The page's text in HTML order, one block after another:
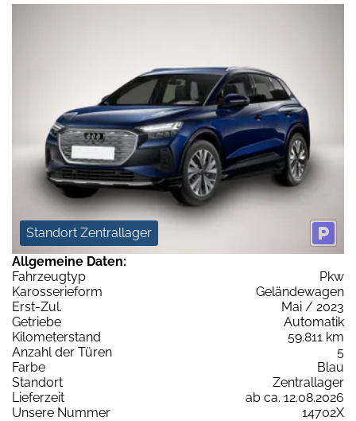
Standort Zentrallager
Allgemeine Daten:
Fahrzeugtyp
Pkw
Karosserieform
Geländewagen
Erst-Zul.
Mai / 2023
Getriebe
Automatik
Kilometerstand
59.811 km
Anzahl der Türen
5
Farbe
Blau
Standort
Zentrallager
Lieferzeit
ab ca. 12.08.2026
Unsere Nummer
14702X